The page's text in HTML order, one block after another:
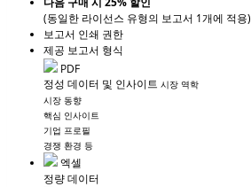
(동일한 라이선스 유형의 보고서 1개에 적용)
보고서 인쇄 권한
제공 보고서 형식
PDF
정성 데이터 및 인사이트 시장 역학
시장 동향
핵심 인사이트
기업 프로필
경쟁 환경 등
엑셀
정량 데이터